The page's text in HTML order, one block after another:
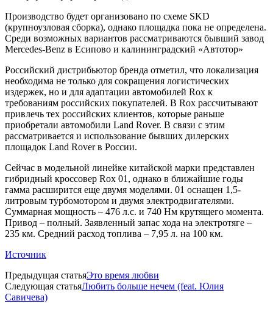
Производство будет организовано по схеме SKD
(крупноузловая сборка), однако площадка пока не определена.
Среди возможных вариантов рассматриваются бывший завод
Mercedes-Benz в Есипово и калининградский «Автотор»
Российский дистрибьютор бренда отметил, что локализация
необходима не только для сокращения логистических
издержек, но и для адаптации автомобилей Rox к
требованиям российских покупателей. В Rox рассчитывают
привлечь тех российских клиентов, которые раньше
приобретали автомобили Land Rover. В связи с этим
рассматривается и использование бывших дилерских
площадок Land Rover в России.
Сейчас в модельной линейке китайской марки представлен
гибридный кроссовер Rox 01, однако в ближайшие годы
гамма расширится еще двумя моделями. 01 оснащен 1,5-
литровым турбомотором и двумя электродвигателями.
Суммарная мощность – 476 л.с. и 740 Нм крутящего момента.
Привод – полный. Заявленный запас хода на электротяге –
235 км. Средний расход топлива – 7,95 л. на 100 км.
Источник
Предыдущая статьяЭто время любви
Следующая статьяЛюбить больше нечем (feat. Юлия
Савичева)